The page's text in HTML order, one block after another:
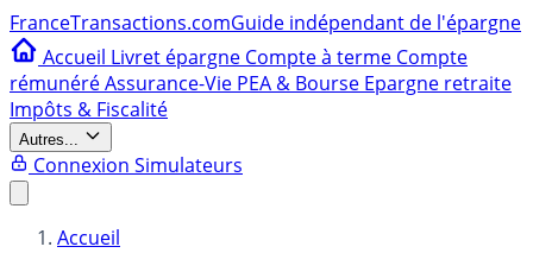
FranceTransactions.comGuide indépendant de l'épargne
Accueil Livret épargne Compte à terme Compte
rémunéréAssurance-Vie PEA & Bourse Epargne retraite
Impôts & Fiscalité
Autres...
Connexion Simulateurs
Accueil